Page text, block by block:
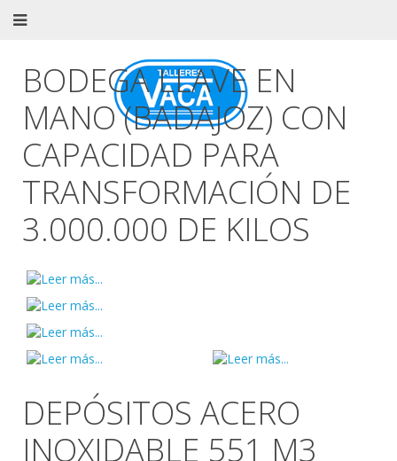
BODEGA LLAVE EN
MANO (BADAJOZ) CON
CAPACIDAD PARA
TRANSFORMACIÓN DE
3.000.000 DE KILOS
DEPÓSITOS ACERO
INOXIDABLE 551 M3